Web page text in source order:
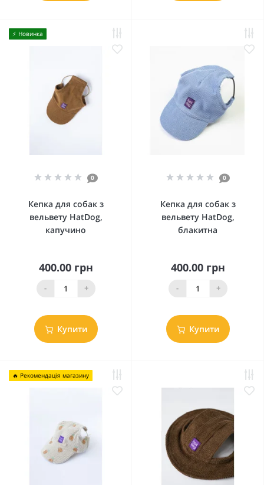
⚡️ Новинка
0
Кепка для собак з
вельвету HatDog,
капучино
400.00 грн
- +
Купити
0
Кепка для собак з
вельвету HatDog,
блакитна
400.00 грн
- +
Купити
🔥 Рекомендація магазину